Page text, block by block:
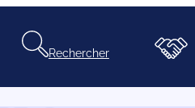
Rechercher